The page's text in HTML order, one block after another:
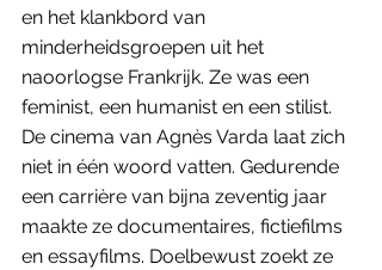
en het klankbord van
minderheidsgroepen uit het
naoorlogse Frankrijk. Ze was een
feminist, een humanist en een stilist.
De cinema van Agnès Varda laat zich
niet in één woord vatten. Gedurende
een carrière van bijna zeventig jaar
maakte ze documentaires, fictiefilms
en essayfilms. Doelbewust zoekt ze